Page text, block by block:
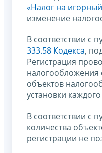
«Налог на
изменение
В соответствии с
333.58 Кодекса,
Регистрация
налогообложения
объектов
установки
В соответствии с
количества
регистрации не